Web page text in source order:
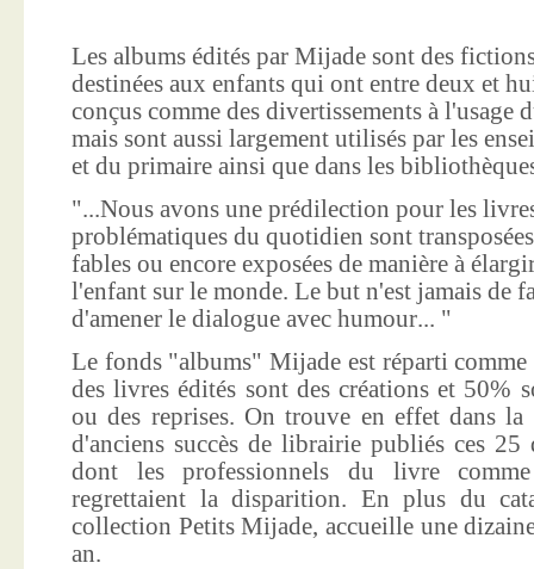
Les albums édités par Mijade sont des
destinées aux enfants qui ont entre deux et
conçus comme des divertissements à
mais sont aussi largement utilisés par les
et du primaire ainsi que dans les
"...Nous avons une prédilection pour les
problématiques du quotidien sont
fables ou encore exposées de manière à
l'enfant sur le monde. Le but n'est jamais de
d'amener le dialogue avec humour... "
Le fonds "albums" Mijade est réparti
des livres édités sont des créations et 50%
ou des reprises. On trouve en effet dans
d'anciens succès de librairie publiés ces 25
dont les professionnels du livre
regrettaient la disparition. En plus du
collection Petits Mijade, accueille une
an.